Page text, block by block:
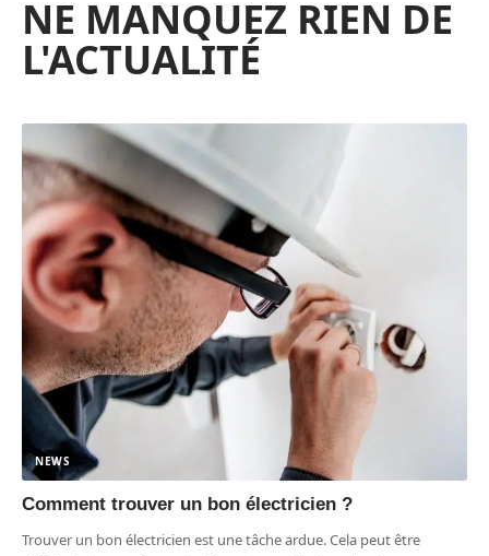
NE MANQUEZ RIEN DE
L'ACTUALITÉ
NEWS
Comment trouver un bon électricien ?
Trouver un bon électricien est une tâche ardue. Cela peut être